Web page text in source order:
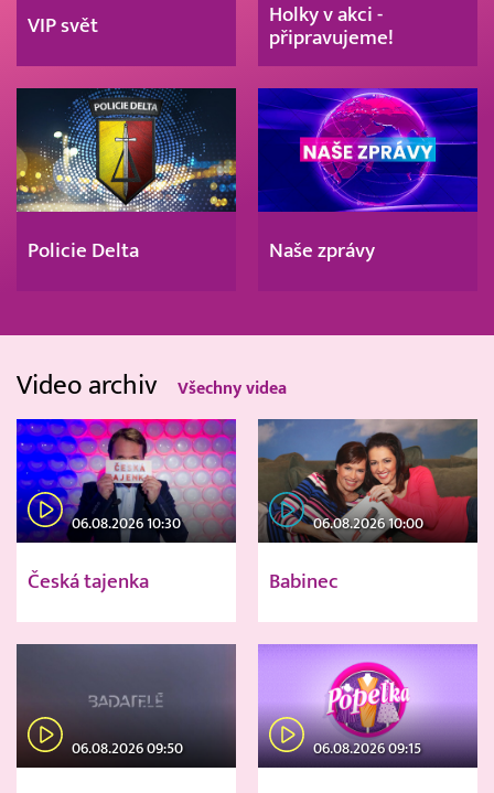
VIP svět
Holky v akci -
připravujeme!
Policie Delta Naše zprávy
Video archiv Všechny videa
06.08.2026 10:30
Česká tajenka
06.08.2026 10:00
Babinec
06.08.2026 09:50 06.08.2026 09:15